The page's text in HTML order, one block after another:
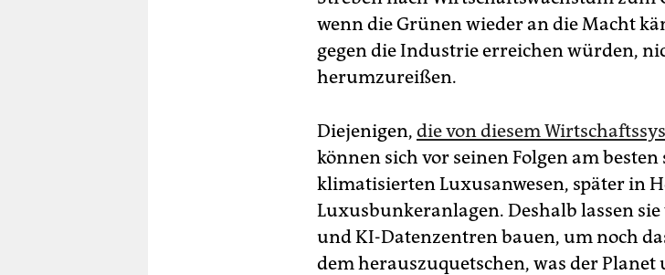
wenn die Grünen wieder an die Macht
gegen die Industrie erreichen würden,
herumzureißen.
Diejenigen, die von diesem
können sich vor seinen Folgen am
klimatisierten Luxusanwesen, später in
Luxusbunkeranlagen. Deshalb lassen
und KI-Datenzentren bauen, um noch
dem herauszuquetschen, was der